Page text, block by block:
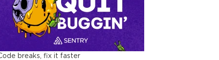
breaks, fix it faster